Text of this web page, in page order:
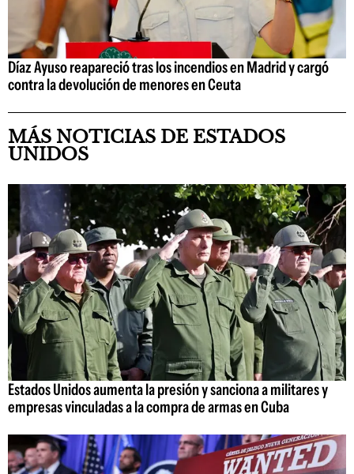
Díaz Ayuso reapareció tras los incendios en Madrid y cargó
contra la devolución de menores en Ceuta
MÁS NOTICIAS DE ESTADOS
UNIDOS
Estados Unidos aumenta la presión y sanciona a militares y
empresas vinculadas a la compra de armas en Cuba